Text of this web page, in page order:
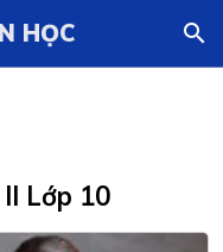
HỌC search
Lớp 10